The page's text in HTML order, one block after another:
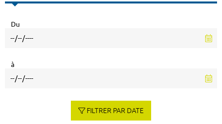
Du
à
FILTRER PAR DATE